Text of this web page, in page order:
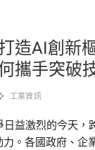
造AI創新
攜手突破
工業資訊
日益激烈的今天，
。各國政府、企